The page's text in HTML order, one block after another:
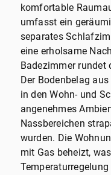
komfortable
umfasst ein
separates
eine erholsame
Badezimmer rundet
Der Bodenbelag
in den Wohn- und
angenehmes
Nassbereichen
wurden. Die
mit Gas beheizt,